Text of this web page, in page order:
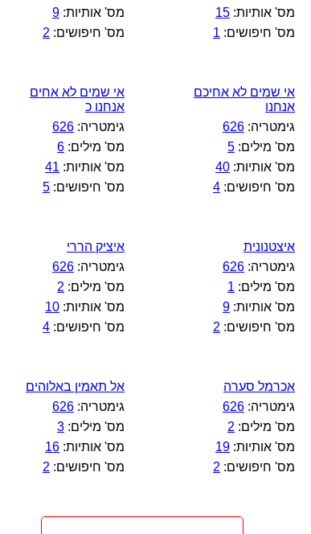
מס' אותיות: 15
מס' חיפושים: 1
מס' אותיות: 9
מס' חיפושים: 2
אי שמים לא אחיכם
אנחנו
גימטריה: 626
מס' מילים: 5
מס' אותיות: 40
מס' חיפושים: 4
אי שמים לא אחים
אנחנו כ
גימטריה: 626
מס' מילים: 6
מס' אותיות: 41
מס' חיפושים: 5
איצטנונית
גימטריה: 626
מס' מילים: 1
מס' אותיות: 9
מס' חיפושים: 2
איציק הררי
גימטריה: 626
מס' מילים: 2
מס' אותיות: 10
מס' חיפושים: 4
אכרמל סערה
גימטריה: 626
מס' מילים: 2
מס' אותיות: 19
מס' חיפושים: 2
אל תאמין באלוהים
גימטריה: 626
מס' מילים: 3
מס' אותיות: 16
מס' חיפושים: 2